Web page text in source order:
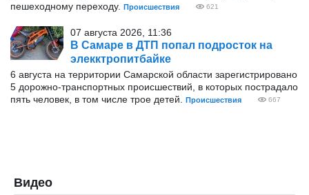
пешеходному переходу. Происшествия 621
07 августа 2026, 11:36
В Самаре в ДТП попал подросток на
элекктропитбайке
6 августа на территории Самарской области зарегистрировано
5 дорожно-транспортных происшествий, в которых пострадало
пять человек, в том числе трое детей.
Происшествия 667
Видео